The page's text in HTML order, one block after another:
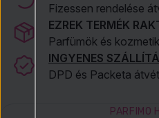
Fizessen rendelése
EZREK TERMÉK
Parfümök és
INGYENES
DPD és Packeta
PARFIMO